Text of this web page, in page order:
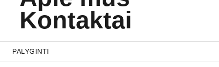
Kontaktai
PALYGINTI